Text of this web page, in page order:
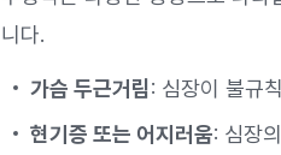
니다.
가슴 두근거림: 심장이 불규
현기증 또는 어지러움: 심장